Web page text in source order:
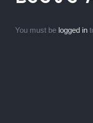
You must be logged in